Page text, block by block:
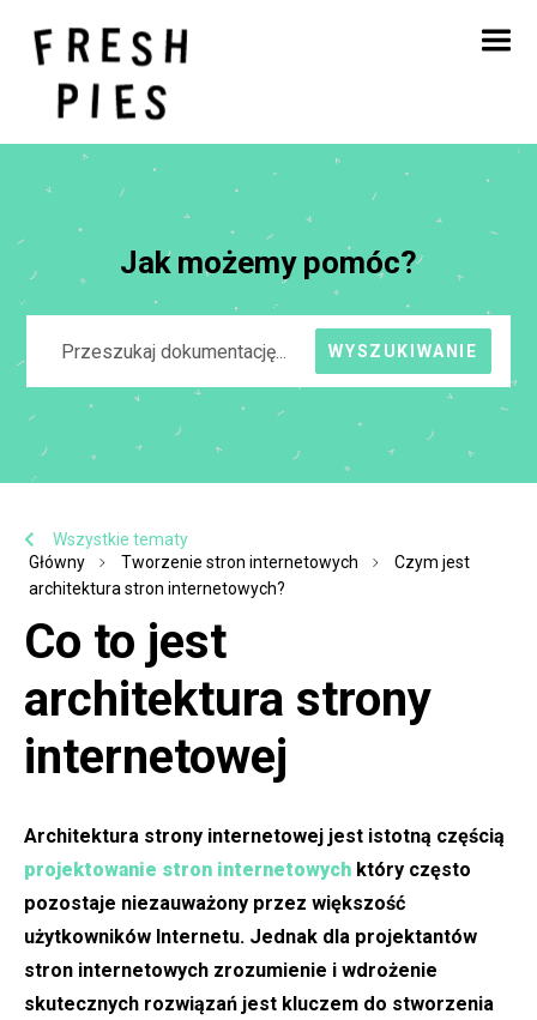
Strona główna
O
Czym się zajmujemy
Nasza praca
Jak możemy pomóc?
WYSZUKIWANIE
Wszystkie tematy
Główny
Tworzenie stron internetowych
Czym jest
architektura stron internetowych?
Co to jest
architektura strony
internetowej
Architektura strony internetowej jest istotną częścią
projektowanie stron internetowych który często
pozostaje niezauważony przez większość
użytkowników Internetu. Jednak dla projektantów
stron internetowych zrozumienie i wdrożenie
skutecznych rozwiązań jest kluczem do stworzenia